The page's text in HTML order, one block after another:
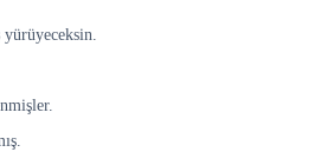
yürüyeceksin.